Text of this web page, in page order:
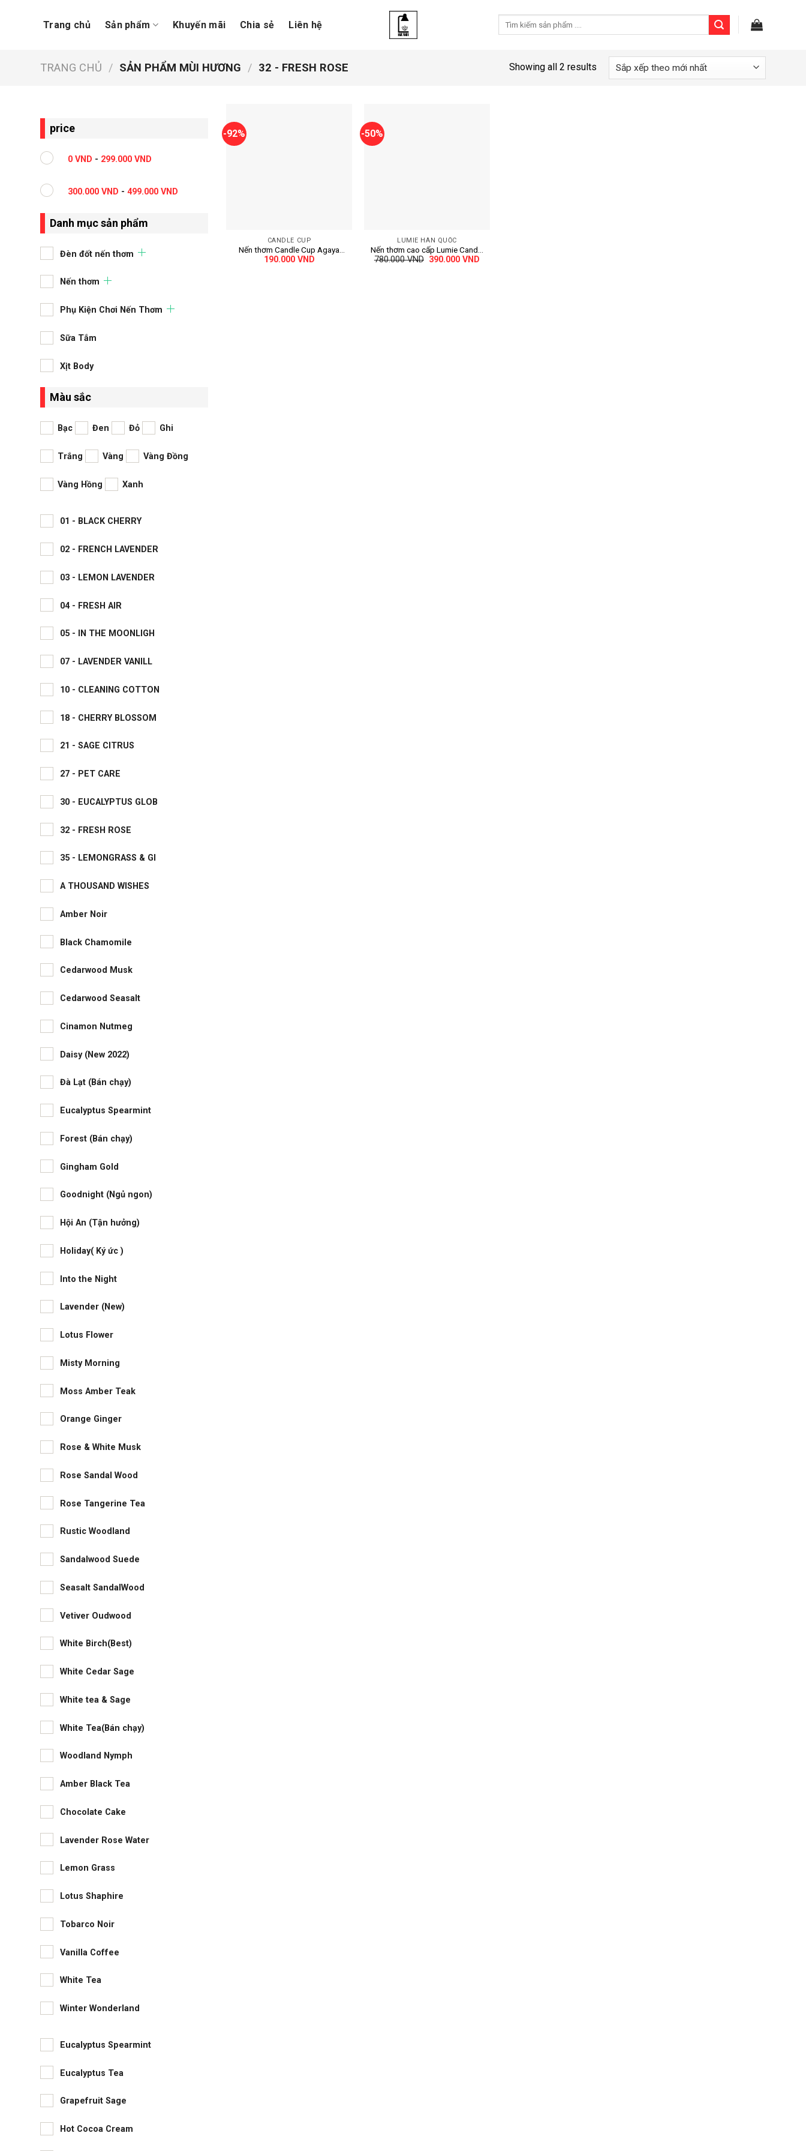
Trang chủ Sản phẩm Khuyến mãi Chia sẻ Liên hệ
TRANG CHỦ / SẢN PHẨM MÙI HƯƠNG / 32 - FRESH ROSE Showing all 2 results
price
0 VND - 299.000 VND
300.000 VND - 499.000 VND
Danh mục sản phẩm
Đèn đốt nến thơm
Nến thơm
Phụ Kiện Chơi Nến Thơm
Sữa Tắm
Xịt Body
Màu sắc
Bạc Đen Đỏ Ghi
Trắng Vàng Vàng Đồng
Vàng Hồng Xanh
01 - BLACK CHERRY
02 - FRENCH LAVENDER
03 - LEMON LAVENDER
04 - FRESH AIR
05 - IN THE MOONLIGH
07 - LAVENDER VANILL
10 - CLEANING COTTON
18 - CHERRY BLOSSOM
21 - SAGE CITRUS
27 - PET CARE
30 - EUCALYPTUS GLOB
32 - FRESH ROSE
35 - LEMONGRASS & GI
A THOUSAND WISHES
Amber Noir
Black Chamomile
Cedarwood Musk
Cedarwood Seasalt
Cinamon Nutmeg
Daisy (New 2022)
Đà Lạt (Bán chạy)
Eucalyptus Spearmint
Forest (Bán chạy)
Gingham Gold
Goodnight (Ngủ ngon)
Hội An (Tận hưởng)
Holiday( Ký ức )
Into the Night
Lavender (New)
Lotus Flower
Misty Morning
Moss Amber Teak
Orange Ginger
Rose & White Musk
Rose Sandal Wood
Rose Tangerine Tea
Rustic Woodland
Sandalwood Suede
Seasalt SandalWood
Vetiver Oudwood
White Birch(Best)
White Cedar Sage
White tea & Sage
White Tea(Bán chạy)
Woodland Nymph
Amber Black Tea
Chocolate Cake
Lavender Rose Water
Lemon Grass
Lotus Shaphire
Tobarco Noir
Vanilla Coffee
White Tea
Winter Wonderland
Eucalyptus Spearmint
Eucalyptus Tea
Grapefruit Sage
Hot Cocoa Cream
-92%
CANDLE CUP
Nến thơm Candle Cup Agaya
Size M – Sáp cọ và tinh dầu
190.000 VND
-50%
LUMIE HÀN QUỐC
Nến thơm cao cấp Lumie Candle
Hàn Quốc – Size L 630g – Sáp
780.000VND Giá
390.000VND